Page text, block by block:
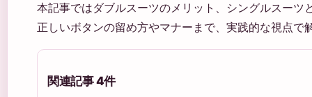
本記事ではダブルスーツのメリット、シングルスーツ
正しいボタンの留め方やマナーまで、実践的な視点で
関連記事 4件